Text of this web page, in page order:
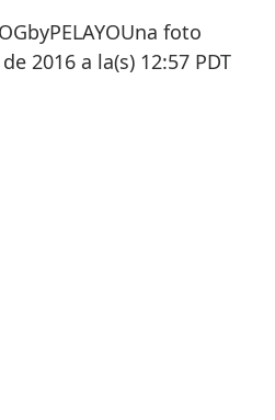
foto
2016 a la(s) 12:57 PDT